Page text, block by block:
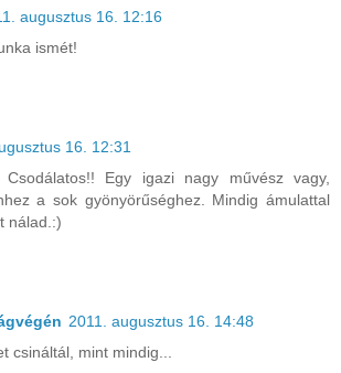
augusztus 16. 12:16
ismét!
16. 12:31
Csodálatos!! Egy igazi nagy művész vagy,
a sok gyönyörűséghez. Mindig ámulattal
nálad.:)
2011. augusztus 16. 14:48
csináltál, mint mindig...